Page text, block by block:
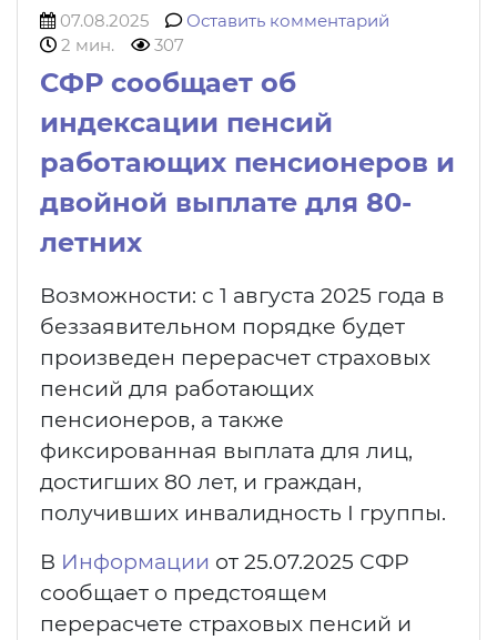
07.08.2025
Оставить комментарий
2 мин.
307
СФР сообщает об
индексации пенсий
работающих пенсионеров и
двойной выплате для 80-
летних
Возможности: с 1 августа 2025 года в
беззаявительном порядке будет
произведен перерасчет страховых
пенсий для работающих
пенсионеров, а также
фиксированная выплата для лиц,
достигших 80 лет, и граждан,
получивших инвалидность I группы.
В Информации от 25.07.2025 СФР
сообщает о предстоящем
перерасчете страховых пенсий и